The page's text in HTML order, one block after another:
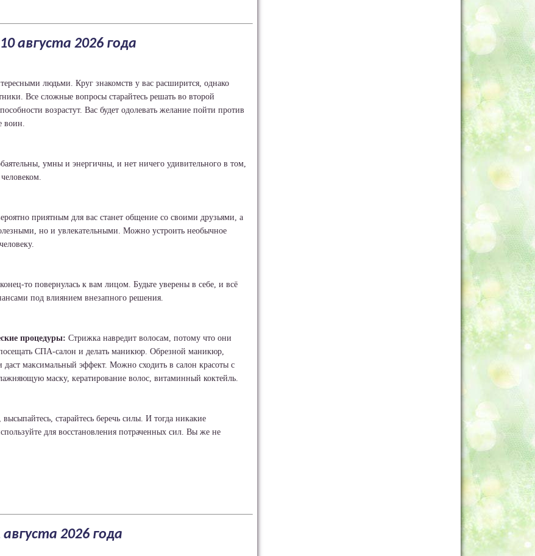
августа 2026 года
людьми. Круг знакомств у вас расширится, однако
Все сложные вопросы старайтесь решать во второй
возрастут. Вас будет одолевать желание пойти против
воин.
умны и энергичны, и нет ничего удивительного в том,
приятным для вас станет общение со своими друзьями, а
но и увлекательными. Можно устроить необычное
то повернулась к вам лицом. Будьте уверены в себе, и всё
под влиянием внезапного решения.
процедуры: Стрижка навредит волосам, потому что они
СПА-салон и делать маникюр. Обрезной маникюр,
максимальный эффект. Можно сходить в салон красоты с
маску, кератирование волос, витаминный коктейль.
высыпайтесь, старайтесь беречь силы. И тогда никакие
для восстановления потраченных сил. Вы же не
2026 года